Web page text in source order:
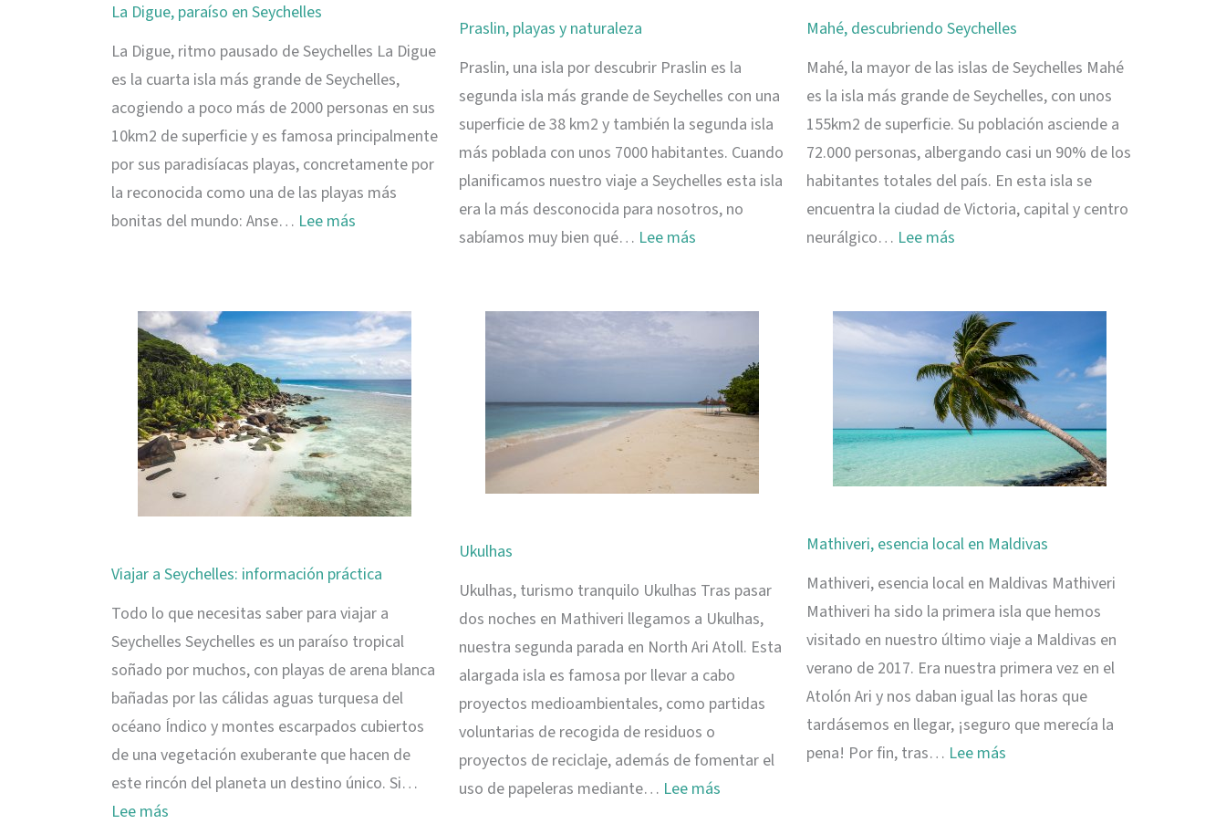
La Digue, paraíso en Seychelles
La Digue, ritmo pausado de Seychelles La Digue
es la cuarta isla más grande de Seychelles,
acogiendo a poco más de 2000 personas en sus
10km2 de superficie y es famosa principalmente
por sus paradisíacas playas, concretamente por
la reconocida como una de las playas más
bonitas del mundo: Anse… Lee más
paraíso
en
Seychelles
Praslin, playas y naturaleza
Praslin, una isla por descubrir Praslin es la
segunda isla más grande de Seychelles con una
superficie de 38 km2 y también la segunda isla
más poblada con unos 7000 habitantes. Cuando
planificamos nuestro viaje a Seychelles esta isla
era la más desconocida para nosotros, no
sabíamos muy bien qué… Lee más:
naturaleza
Mahé, descubriendo Seychelles
Mahé, la mayor de las islas de Seychelles Mahé
es la isla más grande de Seychelles, con unos
155km2 de superficie. Su población asciende a
72.000 personas, albergando casi un 90% de los
habitantes totales del país. En esta isla se
encuentra la ciudad de Victoria, capital y centro
neurálgico… Lee más:
Seychelles
Viajar a Seychelles: información práctica
Todo lo que necesitas saber para viajar a
Seychelles Seychelles es un paraíso tropical
soñado por muchos, con playas de arena blanca
bañadas por las cálidas aguas turquesa del
océano Índico y montes escarpados cubiertos
de una vegetación exuberante que hacen de
este rincón del planeta un destino único. Si…
Lee más
Ukulhas
Ukulhas, turismo tranquilo Ukulhas Tras pasar
dos noches en Mathiveri llegamos a Ukulhas,
nuestra segunda parada en North Ari Atoll. Esta
alargada isla es famosa por llevar a cabo
proyectos medioambientales, como partidas
voluntarias de recogida de residuos o
proyectos de reciclaje, además de fomentar el
uso de papeleras mediante… Lee más:
Mathiveri, esencia local en Maldivas
Mathiveri, esencia local en Maldivas Mathiveri
Mathiveri ha sido la primera isla que hemos
visitado en nuestro último viaje a Maldivas en
verano de 2017. Era nuestra primera vez en el
Atolón Ari y nos daban igual las horas que
tardásemos en llegar, ¡seguro que merecía la
pena! Por fin, tras… Lee más: